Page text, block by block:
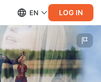
EN LOG IN